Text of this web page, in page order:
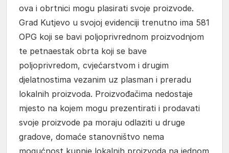
ova i obrtnici mogu plasirati svoje proizvode.
Grad Kutjevo u svojoj evidenciji trenutno ima 581
OPG koji se bavi poljoprivrednom proizvodnjom
te petnaestak obrta koji se bave
poljoprivredom, cvjećarstvom i drugim
djelatnostima vezanim uz plasman i preradu
lokalnih proizvoda. Proizvođačima nedostaje
mjesto na kojem mogu prezentirati i prodavati
svoje proizvode pa moraju odlaziti u druge
gradove, domaće stanovništvo nema